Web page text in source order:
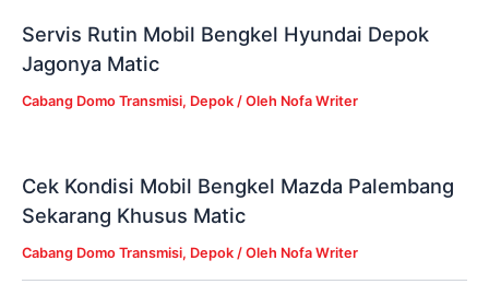
Servis Rutin Mobil Bengkel Hyundai Depok
Jagonya Matic
Cabang Domo Transmisi, Depok / Oleh Nofa Writer
Cek Kondisi Mobil Bengkel Mazda Palembang
Sekarang Khusus Matic
Cabang Domo Transmisi, Depok / Oleh Nofa Writer